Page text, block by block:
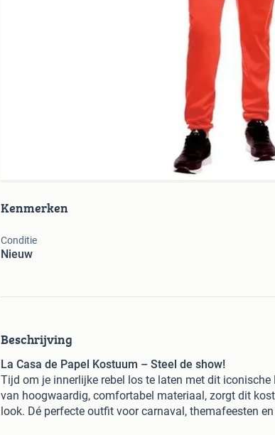
Kenmerken
Conditie
Nieuw
Beschrijving
La Casa de Papel Kostuum – Steel de show!
Tijd om je innerlijke rebel los te laten met dit
van hoogwaardig, comfortabel materiaal, zorgt dit
look. Dé perfecte outfit voor carnaval, themafeesten en